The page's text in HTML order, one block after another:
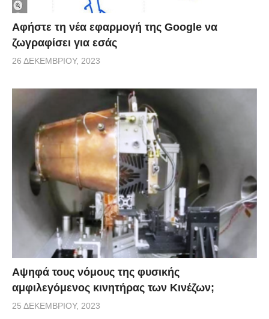
Αφήστε τη νέα εφαρμογή της Google να
ζωγραφίσει για εσάς
26 ΔΕΚΕΜΒΡΊΟΥ, 2023
Αψηφά τους νόμους της φυσικής
αμφιλεγόμενος κινητήρας των Κινέζων;
25 ΔΕΚΕΜΒΡΊΟΥ, 2023